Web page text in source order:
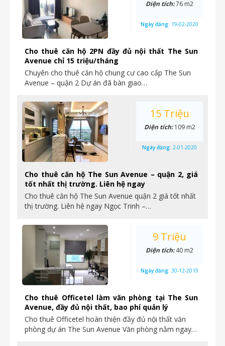
Cho thuê căn hộ 2PN đầy đủ nội thất The Sun
Avenue chỉ 15 triệu/tháng
Chuyên cho thuê căn hộ chung cư cao cấp The Sun
Avenue – quận 2 Dự án đã bàn giao…
Diện tích:76 m2
Ngày đăng: 19-02-2020
Cho thuê căn hộ The Sun Avenue – quận 2, giá
tốt nhất thị trường. Liên hệ ngay
Cho thuê căn hộ The Sun Avenue quận 2 giá tốt nhất
thị trường. Liên hệ ngay Ngọc Trinh –…
15 Triệu
Diện tích:109 m2
Ngày đăng: 2-01-2020
Cho thuê Officetel làm văn phòng tại The Sun
Avenue, đầy đủ nội thất, bao phí quản lý
Cho thuê Officetel hoàn thiện đầy đủ nội thất văn
phòng dự án The Sun Avenue Văn phòng nằm ngay…
9 Triệu
Diện tích:40 m2
Ngày đăng: 30-12-2019